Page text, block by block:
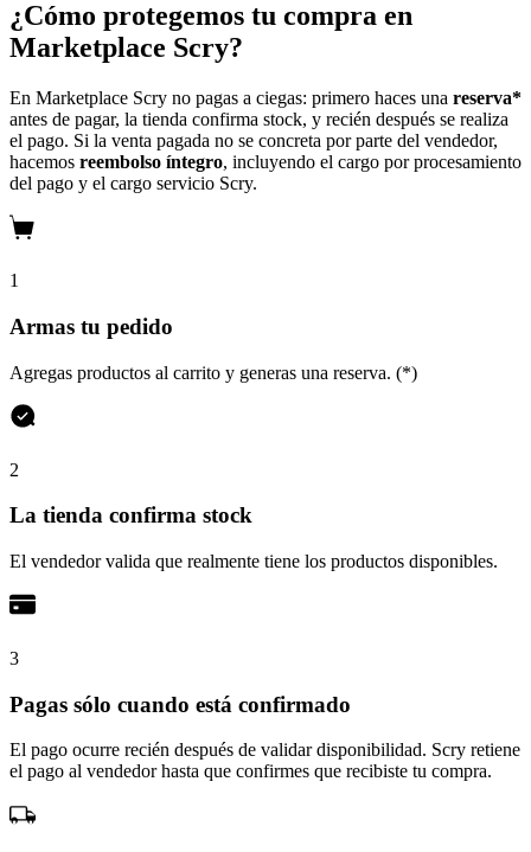
¿Cómo protegemos tu compra en
Marketplace Scry?
En Marketplace Scry no pagas a ciegas: primero haces una reserva*
antes de pagar, la tienda confirma stock, y recién después se realiza
el pago. Si la venta pagada no se concreta por parte del vendedor,
hacemos reembolso íntegro, incluyendo el cargo por procesamiento
del pago y el cargo servicio Scry.
1
Armas tu pedido
Agregas productos al carrito y generas una reserva. (*)
2
La tienda confirma stock
El vendedor valida que realmente tiene los productos disponibles.
3
Pagas sólo cuando está confirmado
El pago ocurre recién después de validar disponibilidad. Scry retiene
el pago al vendedor hasta que confirmes que recibiste tu compra.